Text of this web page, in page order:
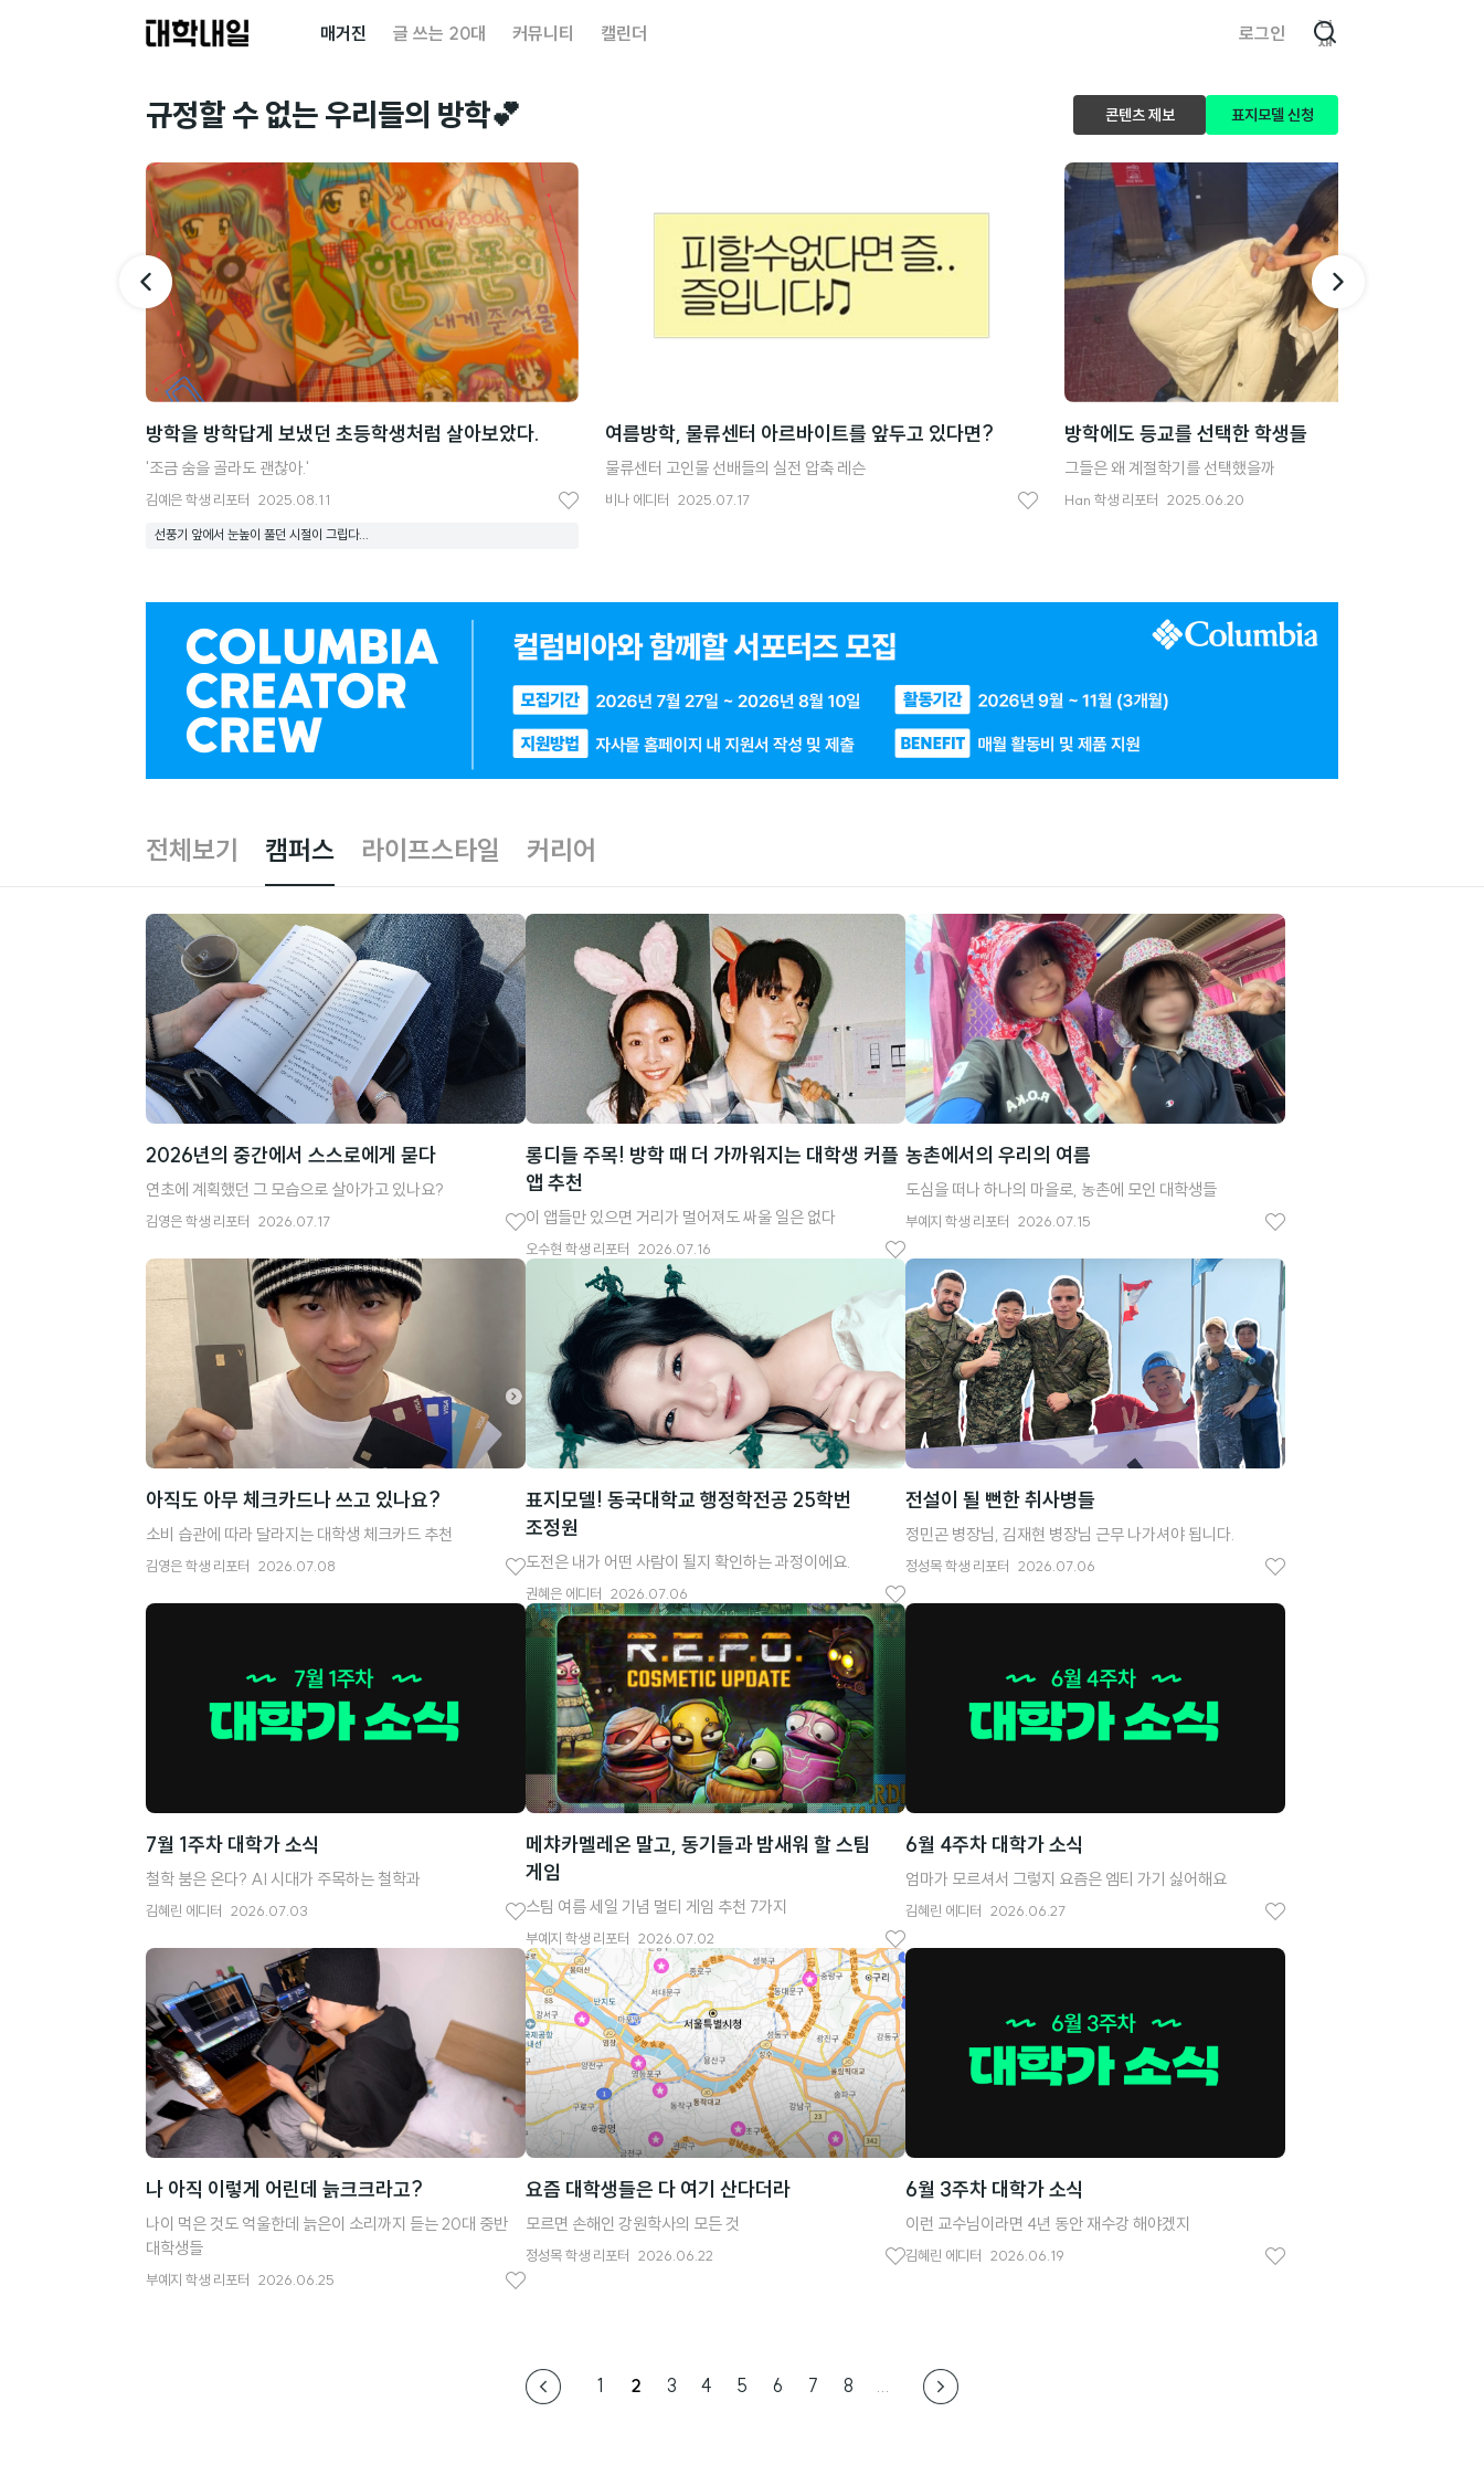
매거진 글 쓰는 20대 커뮤니티 캘린더 로그인
검
색
규정할 수 없는 우리들의 방학💕
방학을 방학답게 보냈던 초등학생처럼 살아보았다.
'조금 숨을 골라도 괜찮아.'
김예은학생 리포터 2025.08.11
선풍기 앞에서 눈높이 풀던 시절이 그립다...
좋
여름방학, 물류센터 아르바이트를 앞두고 있다면?
물류센터 고인물 선배들의 실전 압축 레슨
비나 에디터 2025.07.17
좋
방학에도 등교를 선택한 학생들
그들은 왜 계절학기를 선택했을까
Han 학생 리포터 2025.06.20
콘텐츠 제보 표지모델 신청
전체보기 캠퍼스 라이프스타일 커리어
2026년의 중간에서 스스로에게 묻다
연초에 계획했던 그 모습으로 살아가고 있나요?
김영은학생 리포터 2026.07.17
좋
아
롱디들 주목! 방학 때 더 가까워지는 대학생 커플
앱 추천
이 앱들만 있으면 거리가 멀어져도 싸울 일은 없다
오수현 학생 리포터 2026.07.16
좋
아
요
농촌에서의 우리의 여름
도심을 떠나 하나의 마을로, 농촌에 모인 대학생들
부예지 학생 리포터 2026.07.15
좋
아
요
아직도 아무 체크카드나 쓰고 있나요?
소비 습관에 따라 달라지는 대학생 체크카드 추천
김영은학생 리포터 2026.07.08
좋
아
요
표지모델! 동국대학교 행정학전공 25학번
조정원
도전은 내가 어떤 사람이 될지 확인하는 과정이에요.
권혜은에디터 2026.07.06
좋
아
요
전설이 될 뻔한 취사병들
정민곤 병장님, 김재현 병장님 근무 나가셔야 됩니다.
정성목학생 리포터 2026.07.06
좋
아
7월 1주차 대학가 소식
철학 붐은 온다? AI 시대가 주목하는 철학과
김혜린 에디터 2026.07.03
좋
아
요
메챠카멜레온 말고, 동기들과 밤새워 할 스팀
게임
스팀 여름 세일 기념 멀티 게임 추천 7가지
부예지 학생 리포터 2026.07.02
좋
아
요
6월 4주차 대학가 소식
엄마가 모르셔서 그렇지 요즘은 엠티 가기 싫어해요
김혜린 에디터 2026.06.27
좋
아
나 아직 이렇게 어린데 늙크크라고?
나이 먹은 것도 억울한데 늙은이 소리까지 듣는 20대 중반
대학생들
부예지 학생 리포터 2026.06.25
좋
요즘 대학생들은 다 여기 산다더라
모르면 손해인 강원학사의 모든 것
정성목학생 리포터 2026.06.22
좋
6월 3주차 대학가 소식
이런 교수님이라면 4년 동안 재수강 해야겠지
김혜린 에디터 2026.06.19
좋
1 2 3 4 5 6 7 8 ...